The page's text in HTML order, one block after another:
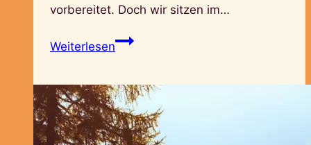
vorbereitet. Doch wir sitzen im…
WeiterlesenMagie